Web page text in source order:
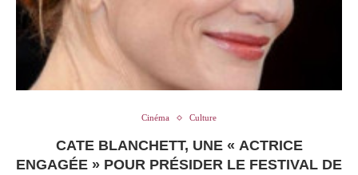
Cinéma Culture
CATE BLANCHETT, UNE « ACTRICE
ENGAGÉE » POUR PRÉSIDER LE FESTIVAL DE